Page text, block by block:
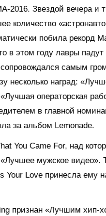
2016. Звездой вечера и
количество
побила рекорд
в этом году лавры падут
сопровождался самым
несколько наград:
операторская
в главной
за альбом Lemonade.
You Came For, над
мужское видео».
Your Love принесла ему
признан «Лучшим хип-